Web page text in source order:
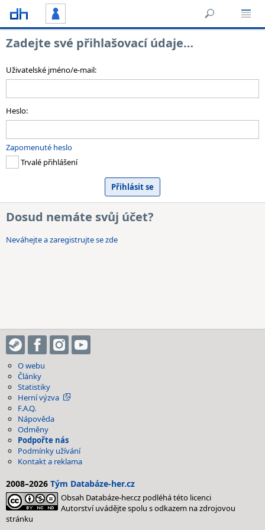
Zadejte své přihlašovací údaje…
Uživatelské jméno/e-mail:
Heslo:
Zapomenuté heslo
Trvalé přihlášení
Dosud nemáte svůj účet?
Neváhejte a zaregistrujte se zde
O webu
Články
Statistiky
Herní výzva
F.A.Q.
Nápověda
Odměny
Podpořte nás
Podmínky užívání
Kontakt a reklama
2008–2026 Tým Databáze-her.cz
Obsah Databáze-her.cz podléhá této licenci
Autorství uvádějte spolu s odkazem na zdrojovou
stránku